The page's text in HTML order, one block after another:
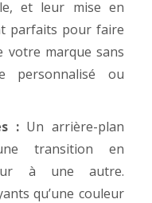
et leur mise en
parfaits pour faire
votre marque sans
personnalisé ou
:Un arrière-plan
transition en
à une autre.
qu’une couleur